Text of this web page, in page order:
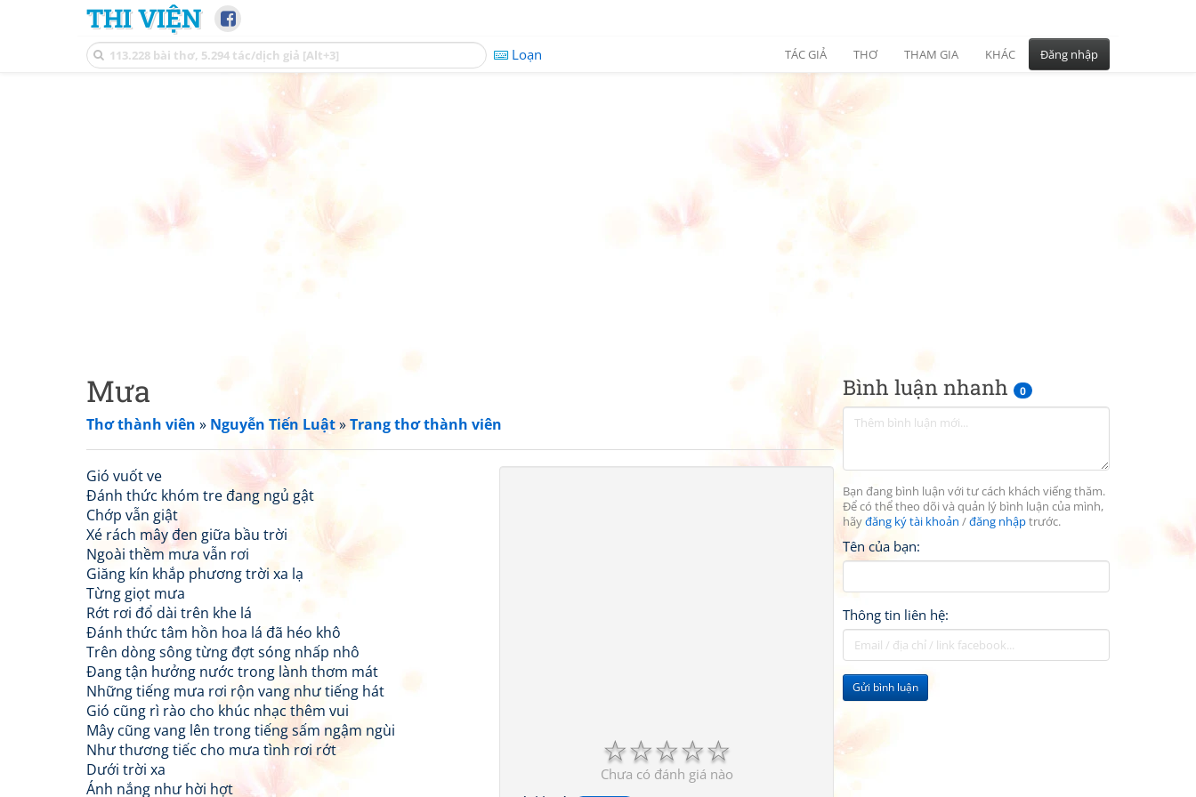
THI VIỆN
Loạn TÁC GIẢ THƠ THAM GIA KHÁC Đăng nhập
Bình luận nhanh 0
Bạn đang bình luận với tư cách khách viếng thăm.
Để có thể theo dõi và quản lý bình luận của mình,
hãyđăng ký tài khoản /đăng nhậptrước.
Tên của bạn:
Thông tin liên hệ:
Gửi bình luận
Mưa
Thơ thành viên » Nguyễn Tiến Luật»Trang thơ thành viên
☆
☆
☆
☆
☆
Chưa có đánh giá nào
Gió vuốt ve
Đánh thức khóm tre đang ngủ gật
Chớp vẫn giật
Xé rách mây đen giữa bầu trời
Ngoài thềm mưa vẫn rơi
Giăng kín khắp phương trời xa lạ
Từng giọt mưa
Rớt rơi đổ dài trên khe lá
Đánh thức tâm hồn hoa lá đã héo khô
Trên dòng sông từng đợt sóng nhấp nhô
Đang tận hưởng nước trong lành thơm mát
Những tiếng mưa rơi rộn vang như tiếng hát
Gió cũng rì rào cho khúc nhạc thêm vui
Mây cũng vang lên trong tiếng sấm ngậm ngùi
Như thương tiếc cho mưa tình rơi rớt
Dưới trời xa
Ánh nắng như hời hợt